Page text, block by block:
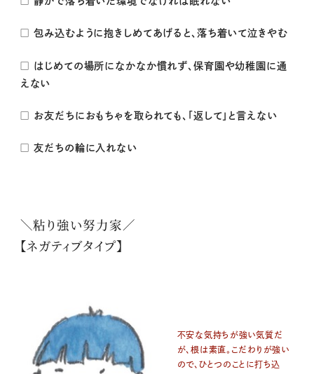
□ 包み込むように抱きしめてあげると、落ち着いて泣きやむ
□ はじめての場所になかなか慣れず、保育園や幼稚園に通
えない
□ お友だちにおもちゃを取られても、「返して」と言えない
□ 友だちの輪に入れない
＼粘り強い努力家／
【ネガティブタイプ】
不安な気持ちが強い気質だ
が、根は素直。こだわりが強い
ので、ひとつのことに打ち込